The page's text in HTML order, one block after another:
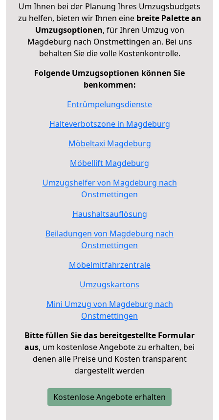
Um Ihnen bei der Planung Ihres Umzugsbudgets
zu helfen, bieten wir Ihnen eine breite Palette an
Umzugsoptionen, für Ihren Umzug von
Magdeburg nach Onstmettingen an. Bei uns
behalten Sie die volle Kostenkontrolle.
Folgende Umzugsoptionen können Sie
benkommen:
Entrümpelungsdienste
Halteverbotszone in Magdeburg
Möbeltaxi Magdeburg
Möbellift Magdeburg
Umzugshelfer von Magdeburg nach
Onstmettingen
Haushaltsauflösung
Beiladungen von Magdeburg nach
Onstmettingen
Möbelmitfahrzentrale
Umzugskartons
Mini Umzug von Magdeburg nach
Onstmettingen
Bitte füllen Sie das bereitgestellte Formular
aus, um kostenlose Angebote zu erhalten, bei
denen alle Preise und Kosten transparent
dargestellt werden
Kostenlose Angebote erhalten